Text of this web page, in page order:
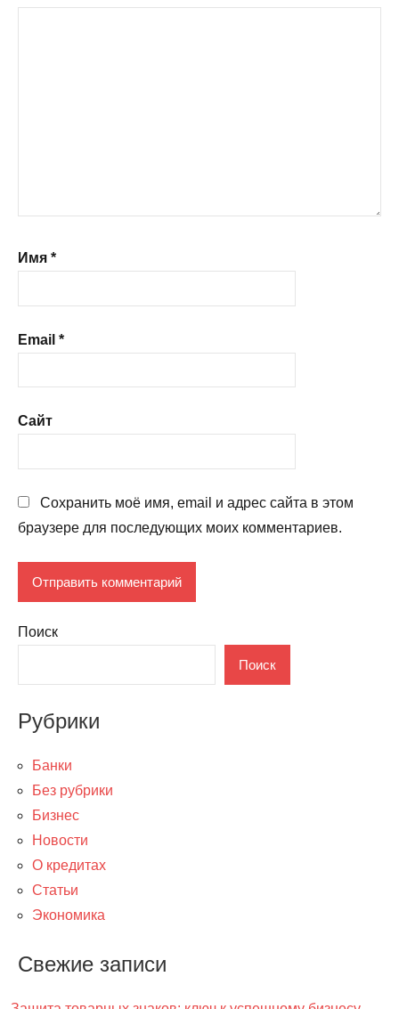
Имя *
Email *
Сайт
Сохранить моё имя, email и адрес сайта в этом
браузере для последующих моих комментариев.
Поиск
Поиск
Рубрики
Банки
Без рубрики
Бизнес
Новости
О кредитах
Статьи
Экономика
Свежие записи